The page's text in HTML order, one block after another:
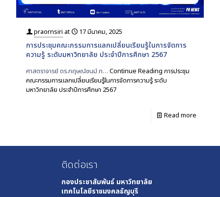
praornsiri at 17 มีนาคม, 2025
การประชุมคณะกรรมการแลกเปลี่ยนเรียนรู้ในการจัดการ
ความรู้ ระดับมหาวิทยาลัย ประจำปีการศึกษา 2567
ศาสตราจารย์ ดร.กฤษณ์ชนม์ ภ… Continue Reading การประชุม
คณะกรรมการแลกเปลี่ยนเรียนรู้ในการจัดการความรู้ ระดับ
มหาวิทยาลัย ประจำปีการศึกษา 2567
Read more
ติดต่อเรา
กองประชาสัมพันธ์ มหาวิทยาลัย
เทคโนโลยีราชมงคลธัญบุรี